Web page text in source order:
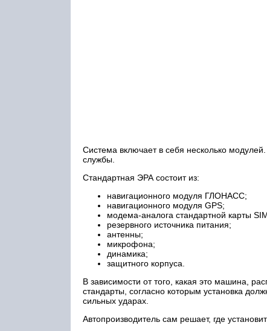
Система включает в себя несколько
службы.
Стандартная ЭРА состоит из:
навигационного модуля ГЛОНАСС;
навигационного модуля GPS;
модема-аналога стандартной карты
резервного источника питания;
антенны;
микрофона;
динамика;
защитного корпуса.
В зависимости от того, какая это машина,
стандарты, согласно которым установка
сильных ударах.
Автопроизводитель сам решает, где